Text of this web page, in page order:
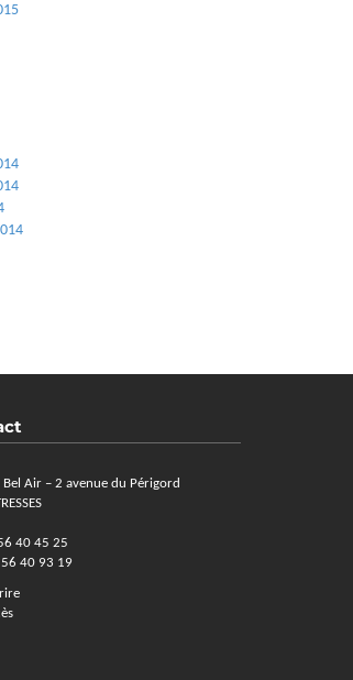
Bel Air – 2 avenue du Périgord
40 45 25
56 40 93 19